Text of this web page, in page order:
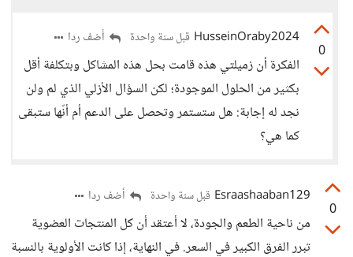
0
HusseinOraby2024 قبل سنة واحدة أضف ردا
الفكرة أن زميلتي هذه قامت بحل هذه المشاكل وبتكلفة أقل
بكثير من الحلول الموجودة؛ لكن السؤال الأزلي الذي لم ولن
نجد له إجابة: هل ستستمر وتحصل على الدعم أم أنّها ستبقى
كما هي؟
0
Esraashaaban129 قبل سنة واحدة أضف ردا
من ناحية الطعم والجودة، لا أعتقد أن كل المنتجات العضوية
تبرر الفرق الكبير في السعر. في النهاية، إذا كانت الأولوية بالنسبة